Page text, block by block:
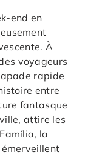
end en
À
voyageurs
rapide
entre
fantasque
attire les
la